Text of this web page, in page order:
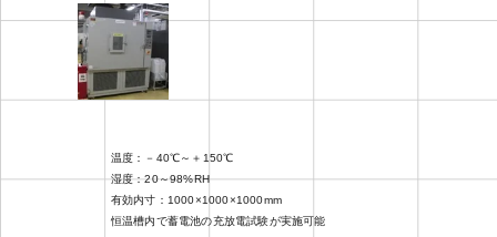
温度：－40℃～＋150℃
湿度：20～98%RH
有効内寸：1000×1000×1000mm
恒温槽内で蓄電池の充放電試験が実施可能